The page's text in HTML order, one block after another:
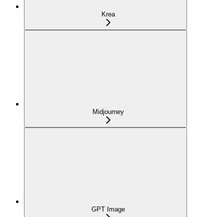
Krea
Midjourney
GPT Image